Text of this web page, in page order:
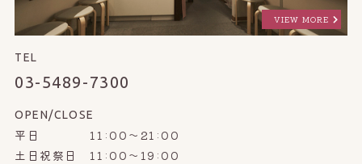
VIEW MORE
TEL
03-5489-7300
OPEN/CLOSE
平日 11:00～21:00
土日祝祭日 11:00～19:00